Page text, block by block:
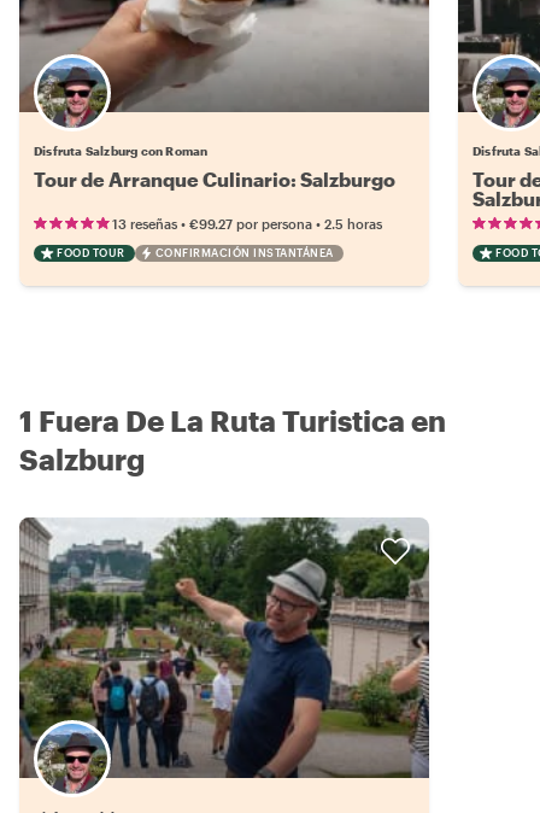
Disfruta Salzburg con Roman
Tour de Arranque Culinario: Salzburgo
13 reseñas • €99.27 por persona • 2.5 horas
FOOD TOUR CONFIRMACIÓN INSTANTÁNEA
Disfruta
Tour
FOOD
1 Fuera De La Ruta Turistica en
Salzburg